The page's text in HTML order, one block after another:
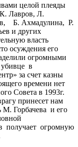
целой плеяды
Лавров, Л.
Б. Ахмадулина, Р.
и других
власть
осуждения его
огромными
в
за счет казны
времени нет
Совета в 1993г.
принесет нам
М. Горбачева и его
получает огромную